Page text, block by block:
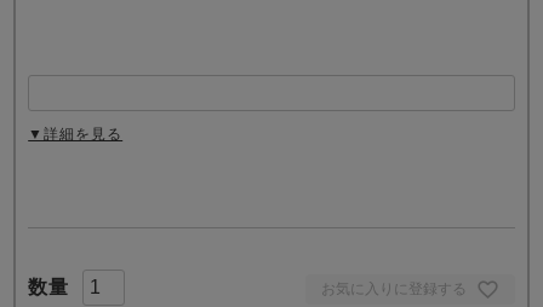
お気に入りに登録する
▼詳細を見る